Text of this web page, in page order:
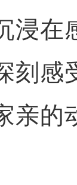
浸在
刻感
亲的